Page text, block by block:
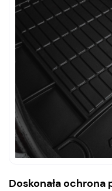
Doskonała